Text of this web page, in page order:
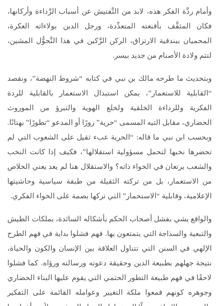
وأمام ردَّة الفكر هذه، لابد من التَّفتيش عن أسباب الرَّداءة وأركانها،
فكان المثقَّف بأقنعته المتعدِّدة، ورجل الدين بولاءاته العكرة،
المحميان ببندقية الارتزاق، الركن الرَّكين في هذا التَّحوُّل المشين،
لتتم ولادة الأصنام من جديد بيسر.
وبتحديث ما طرحه مالك بن نبي في كتابه “شروط النهضة”، ونقصد
“القابلية للاستعمار”، يمكن استبدال الاستعمار بالقابلية للردة
الفكرية وللرداءة الخلقية ولخلع الهوية والتبرؤ من الموروث
الحضاري، مقابل التيه المسمى “حرية” زورًا أو المدعو “تطورًا” بهتانًا.
وبحسب ابن نبي ما قاله: “الحرية عبء ثقيل على الشعوب التي لم
تحضرها نخبها لتحمل مسؤولية استقلالها”، فكيف إذا كانت النخب
والشعب يرتعان في الخواء ذاته؟ والاستقلال هنا لم يعد يعني الخلاص
من الاستعمار، بل من تركته الثقيلة من طبقة سياسية وحاشيتها
الإعلامية، وقابلية “الاستحمار” التي تركها بصمة على الخواء الفكري.
والواقع يشي بفشل أصحاب الحكم بأشكاله السائدة، بملكات الطيش
والتبعية والسذاجة التي يتمتعون بها. فهم فشلوا بداية في فهم الطرح
الإلهي في السنن التي تتناول العلاقة بين الإنسان والكون والحياة،
نتيجة جهلهم بطبيعة الدين وحقيقة دعوته ورسالته ورؤاه. كما فشلوا
لاحقًا في فهم طبيعة التطور الحتمي التي يقوم عليها البناء الحضاري
وجوهره كونهم قمعوا ملكة التغيير وعوامله القائمة على التفكير